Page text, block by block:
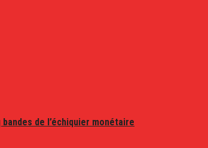
de l’échiquier monétaire